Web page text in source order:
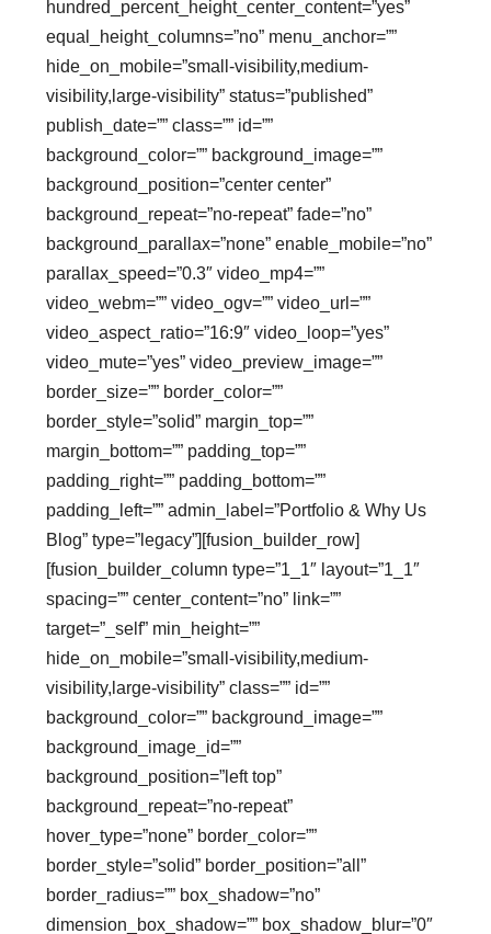
hundred_percent_height_center_content=”yes”
equal_height_columns=”no” menu_anchor=””
hide_on_mobile=”small-visibility,medium-
visibility,large-visibility” status=”published”
publish_date=”” class=”” id=””
background_color=”” background_image=””
background_position=”center center”
background_repeat=”no-repeat” fade=”no”
background_parallax=”none” enable_mobile=”no”
parallax_speed=”0.3″ video_mp4=””
video_webm=”” video_ogv=”” video_url=””
video_aspect_ratio=”16:9″ video_loop=”yes”
video_mute=”yes” video_preview_image=””
border_size=”” border_color=””
border_style=”solid” margin_top=””
margin_bottom=”” padding_top=””
padding_right=”” padding_bottom=””
padding_left=”” admin_label=”Portfolio & Why Us
Blog” type=”legacy”][fusion_builder_row]
[fusion_builder_column type=”1_1″ layout=”1_1″
spacing=”” center_content=”no” link=””
target=”_self” min_height=””
hide_on_mobile=”small-visibility,medium-
visibility,large-visibility” class=”” id=””
background_color=”” background_image=””
background_image_id=””
background_position=”left top”
background_repeat=”no-repeat”
hover_type=”none” border_color=””
border_style=”solid” border_position=”all”
border_radius=”” box_shadow=”no”
dimension_box_shadow=”” box_shadow_blur=”0″